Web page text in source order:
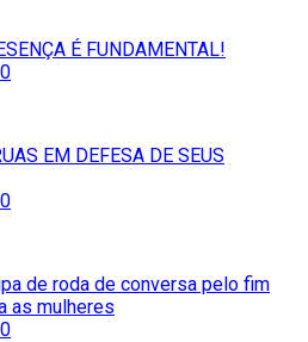
É FUNDAMENTAL!
0
EM DEFESA DE SEUS
0
de roda de conversa pelo fim
as mulheres
0